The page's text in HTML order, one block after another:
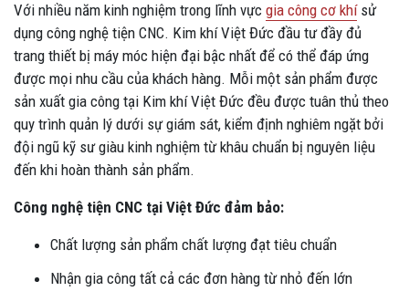
Với nhiều năm kinh nghiệm trong lĩnh vực gia công cơ khísử
dụng công nghệ tiện CNC. Kim khí Việt Đức đầu tư đầy đủ
trang thiết bị máy móc hiện đại bậc nhất để có thể đáp ứng
được mọi nhu cầu của khách hàng. Mỗi một sản phẩm được
sản xuất gia công tại Kim khí Việt Đức đều được tuân thủ theo
quy trình quản lý dưới sự giám sát, kiểm định nghiêm ngặt bởi
đội ngũ kỹ sư giàu kinh nghiệm từ khâu chuẩn bị nguyên liệu
đến khi hoàn thành sản phẩm.
Công nghệ tiện CNC tại Việt Đức đảm bảo:
Chất lượng sản phẩm chất lượng đạt tiêu chuẩn
Nhận gia công tất cả các đơn hàng từ nhỏ đến lớn